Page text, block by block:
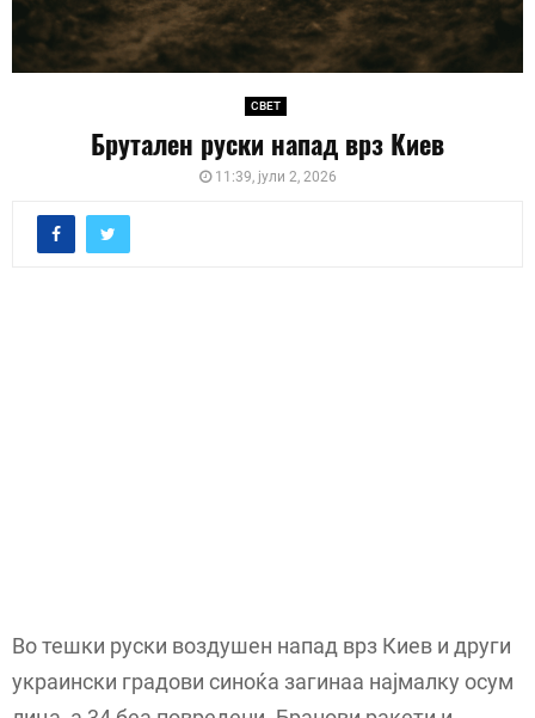
СВЕТ
Брутален руски напад врз Киев
11:39, јули 2, 2026
Во тешки руски воздушен напад врз Киев и други
украински градови синоќа загинаа најмалку осум